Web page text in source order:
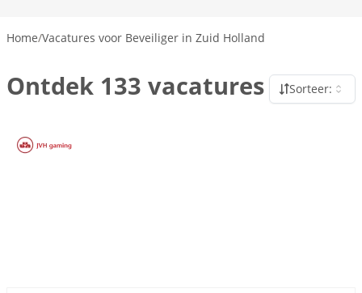
Home/Vacatures voor Beveiliger in Zuid Holland
Ontdek 133 vacatures Sorteer: